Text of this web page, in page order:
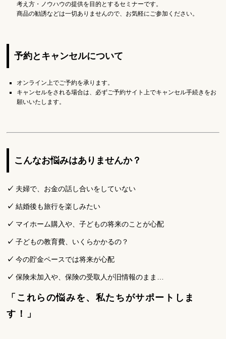
考え方・ノウハウの提供を目的とするセミナーです。
商品の勧誘などは一切ありませんので、お気軽にご参加ください。
予約とキャンセルについて
オンライン上でご予約を承ります。
キャンセルをされる場合は、必ずご予約サイト上でキャンセル手続きをお
願いいたします。
こんなお悩みはありませんか？
✓ 夫婦で、お金の話し合いをしていない
✓ 結婚後も旅行を楽しみたい
✓ マイホーム購入や、子どもの将来のことが心配
✓ 子どもの教育費、いくらかかるの？
✓ 今の貯金ペースでは将来が心配
✓ 保険未加入や、保険の受取人が旧情報のまま…
「これらの悩みを、私たちがサポートしま
す！」